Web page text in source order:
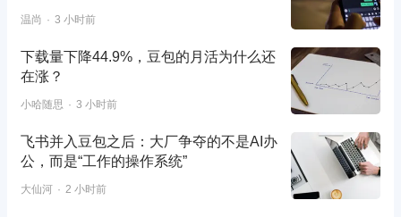
温尚 3 小时前
下载量下降44.9%，豆包的月活为什么还
在涨？
小哈随思 3 小时前
飞书并入豆包之后：大厂争夺的不是AI办
公，而是“工作的操作系统”
大仙河 2 小时前